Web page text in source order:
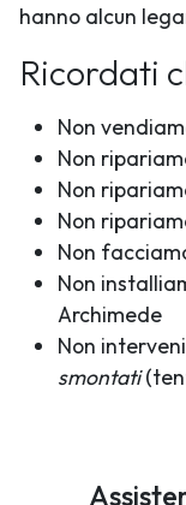
hanno alcun
Ricordati
Non
Non
Non
Non
Non
Non
Archimede
Non
smontati